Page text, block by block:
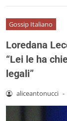
Gossip Italiano
Loredana
“Lei le ha
legali”
aliceantonucci -